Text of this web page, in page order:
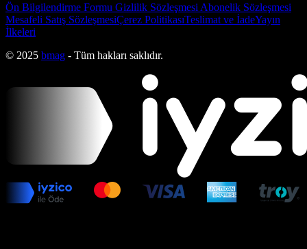
Ön Bilgilendirme Formu Gizlilik Sözleşmesi Abonelik Sözleşmesi
Mesafeli Satış SözleşmesiÇerez PolitikasıTeslimat ve İadeYayın
İlkeleri
© 2025 bmag - Tüm hakları saklıdır.